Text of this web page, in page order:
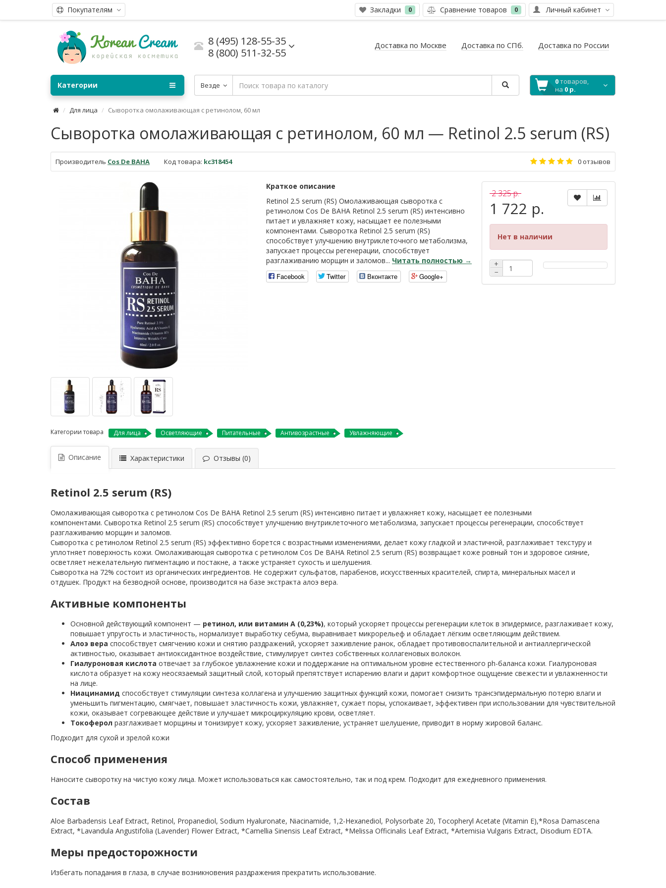
Личный кабинет
Покупателям Закладки 0 Сравнение товаров 0
8 (495) 128-55-35
8 (800) 511-32-55
Доставка по Москве Доставка по СПб. Доставка по России
Везде 0товаров,
на 0 р.
Категории
Для лица Сыворотка омолаживающая с ретинолом, 60 мл
Сыворотка омолаживающая с ретинолом, 60 мл — Retinol 2.5 serum (RS)
Производитель Cos De BAHA Код товара: kc318454 0 отзывов
Краткое описание
Retinol 2.5 serum (RS) Омолаживающая сыворотка с
ретинолом Cos De BAHA Retinol 2.5 serum (RS) интенсивно
питает и увлажняет кожу, насыщает ее полезными
компонентами. Сыворотка Retinol 2.5 serum (RS)
способствует улучшению внутриклеточного метаболизма,
запускает процессы регенерации, способствует
разглаживанию морщин и заломов... Читать полностью →
Facebook
Twitter Вконтакте Google+
2 325 р.
1 722 р.
Нет в наличии
+
−
Категории товара Для лица Осветляющие Питательные Антивозрастные Увлажняющие
Описание Характеристики Отзывы (0)
Retinol 2.5 serum (RS)
Омолаживающая сыворотка с ретинолом Cos De BAHA Retinol 2.5 serum (RS) интенсивно питает и увлажняет кожу, насыщает ее полезными
компонентами. Сыворотка Retinol 2.5 serum (RS) способствует улучшению внутриклеточного метаболизма, запускает процессы регенерации, способствует
разглаживанию морщин и заломов.
Сыворотка с ретинолом Retinol 2.5 serum (RS) эффективно борется с возрастными изменениями, делает кожу гладкой и эластичной, разглаживает текстуру и
уплотняет поверхность кожи. Омолаживающая сыворотка с ретинолом Cos De BAHA Retinol 2.5 serum (RS) возвращает коже ровный тон и здоровое сияние,
осветляет нежелательную пигментацию и постакне, а также устраняет сухость и шелушения.
Сыворотка на 72% состоит из органических ингредиентов. Не содержит сульфатов, парабенов, искусственных красителей, спирта, минеральных масел и
отдушек. Продукт на безводной основе, производится на базе экстракта алоэ вера.
Активные компоненты
Основной действующий компонент — ретинол, или витамин А (0,23%), который ускоряет процессы регенерации клеток в эпидермисе, разглаживает кожу,
повышает упругость и эластичность, нормализует выработку себума, выравнивает микрорельеф и обладает лёгким осветляющим действием.
Алоэ вера способствует смягчению кожи и снятию раздражений, ускоряет заживление ранок, обладает противовоспалительной и антиаллергической
активностью, оказывает антиоксидантное воздействие, стимулирует синтез собственных коллагеновых волокон.
Гиалуроновая кислота отвечает за глубокое увлажнение кожи и поддержание на оптимальном уровне естественного ph-баланса кожи. Гиалуроновая
кислота образует на кожу неосязаемый защитный слой, который препятствует испарению влаги и дарит комфортное ощущение свежести и увлажненности
на лице.
Ниацинамид способствует стимуляции синтеза коллагена и улучшению защитных функций кожи, помогает снизить трансэпидермальную потерю влаги и
уменьшить пигментацию, смягчает, повышает эластичность кожи, увлажняет, сужает поры, успокаивает, эффективен при использовании для чувствительной
кожи, оказывает согревающее действие и улучшает микроциркуляцию крови, осветляет.
Токоферол разглаживает морщины и тонизирует кожу, ускоряет заживление, устраняет шелушение, приводит в норму жировой баланс.
Подходит для сухой и зрелой кожи
Способ применения
Наносите сыворотку на чистую кожу лица. Может использоваться как самостоятельно, так и под крем. Подходит для ежедневного применения.
Состав
Aloe Barbadensis Leaf Extract, Retinol, Propanediol, Sodium Hyaluronate, Niacinamide, 1,2-Hexanediol, Polysorbate 20, Tocopheryl Acetate (Vitamin E),*Rosa Damascena
Extract, *Lavandula Angustifolia (Lavender) Flower Extract, *Camellia Sinensis Leaf Extract, *Melissa Officinalis Leaf Extract, *Artemisia Vulgaris Extract, Disodium EDTA.
Меры предосторожности
Избегать попадания в глаза, в случае возникновения раздражения прекратить использование.